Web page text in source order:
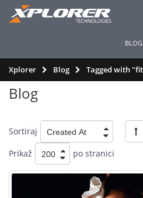
BLOG
Xplorer Blog Tagged with
Blog
Sortiraj
Prikaž
po stranici